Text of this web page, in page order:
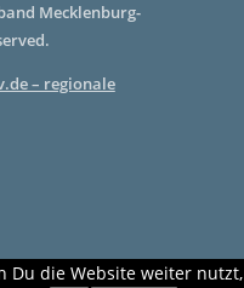
Mecklenburg-
– regionale
Du die Website weiter nutzt,